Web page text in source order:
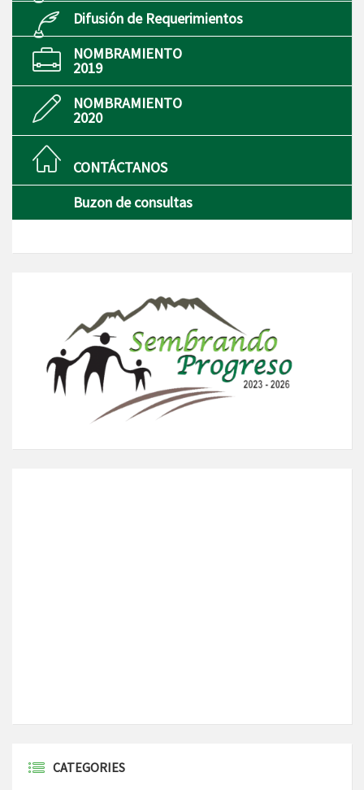
Difusión de Requerimientos
NOMBRAMIENTO
2019
NOMBRAMIENTO
2020
CONTÁCTANOS
Buzon de consultas
CATEGORIES